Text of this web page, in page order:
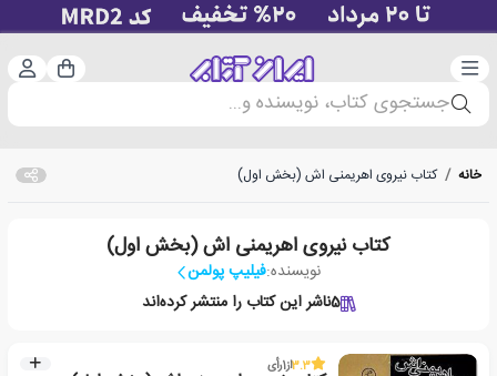
دسته‌بندی سبد
جستجوی کتاب، نویسنده و...
خانه / کتاب نیروی اهریمنی اش (بخش اول)
کتاب نیروی اهریمنی اش (بخش اول)
نویسنده:فیلیپ پولمن
5ناشر این کتاب را منتشر کرده‌اند
3.3از1رأی